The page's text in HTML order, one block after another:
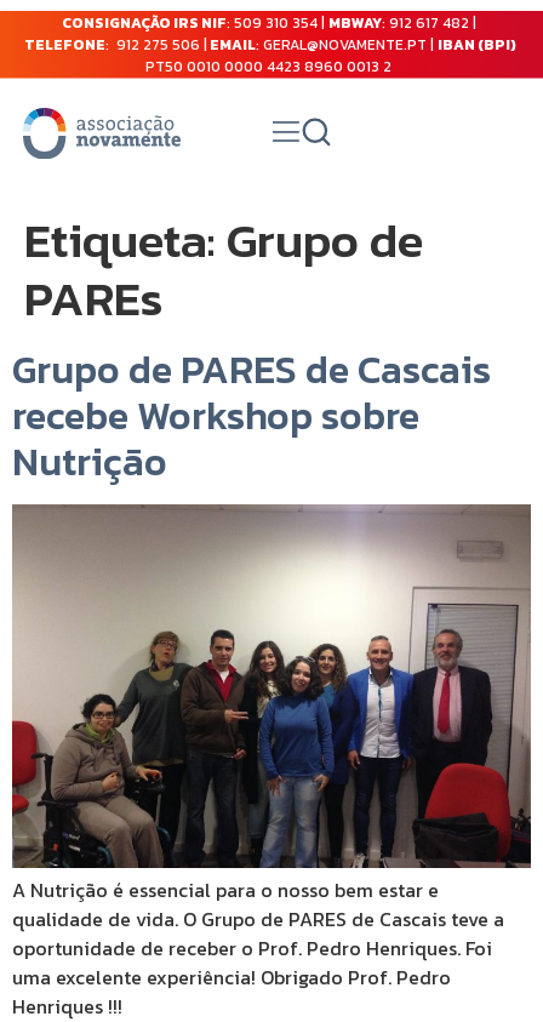
CONSIGNAÇÃO IRS NIF: 509 310 354 | MBWAY: 912 617 482 |
TELEFONE: 912 275 506 | EMAIL: GERAL@NOVAMENTE.PT | IBAN (BPI)
PT50 0010 0000 4423 8960 0013 2
Etiqueta: Grupo de
PAREs
Grupo de PARES de Cascais
recebe Workshop sobre
Nutrição
A Nutrição é essencial para o nosso bem estar e
qualidade de vida. O Grupo de PARES de Cascais teve a
oportunidade de receber o Prof. Pedro Henriques. Foi
uma excelente experiência! Obrigado Prof. Pedro
Henriques !!!